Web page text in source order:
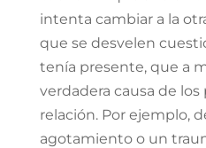
intenta cambiar a la
que se desvelen
tenía presente, que a
verdadera causa de
relación. Por ejemplo,
agotamiento o un